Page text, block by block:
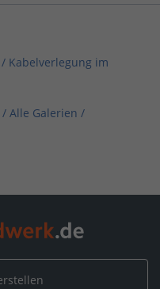
Kabelverlegung im
/ Alle Galerien /
/